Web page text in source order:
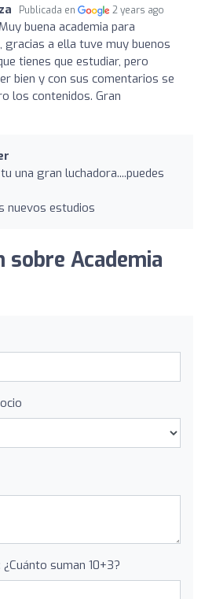
Publicada en 2 years ago
Muy buena academia para
a ella tuve muy buenos
tienes que estudiar, pero
bien y con sus comentarios se
los contenidos. Gran
una gran luchadora....puedes
nuevos estudios
sobre Academia
suman 10+3?